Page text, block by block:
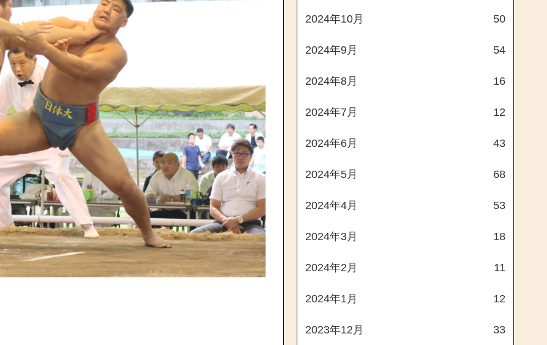
2024年10月 50
2024年9月 54
2024年8月 16
2024年7月 12
2024年6月 43
2024年5月 68
2024年4月 53
2024年3月 18
2024年2月 11
2024年1月 12
2023年12月 33